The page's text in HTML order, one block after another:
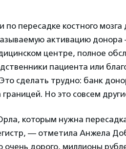
по пересадке костного
активацию
центре, полное
пациента или
сделать трудно: банк
Но это совсем
которым нужна
— отметила Анжела
очень дорого, миллионы